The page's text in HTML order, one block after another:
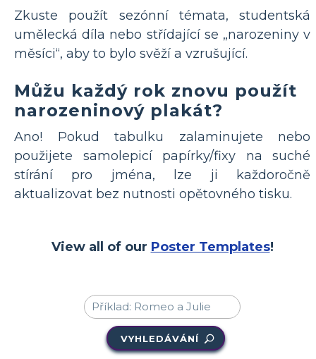
Zkuste použít sezónní témata, studentská
umělecká díla nebo střídající se „narozeniny v
měsíci“, aby to bylo svěží a vzrušující.
Můžu každý rok znovu použít
narozeninový plakát?
Ano! Pokud tabulku zalaminujete nebo
použijete samolepicí papírky/fixy na suché
stírání pro jména, lze ji každoročně
aktualizovat bez nutnosti opětovného tisku.
View all of our Poster Templates!
VYHLEDÁVÁNÍ